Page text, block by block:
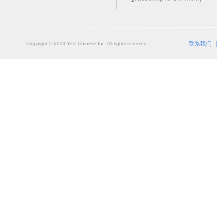
Copyright © 2013 Yes! Chinese Inc. All rights reserved. 联系我们